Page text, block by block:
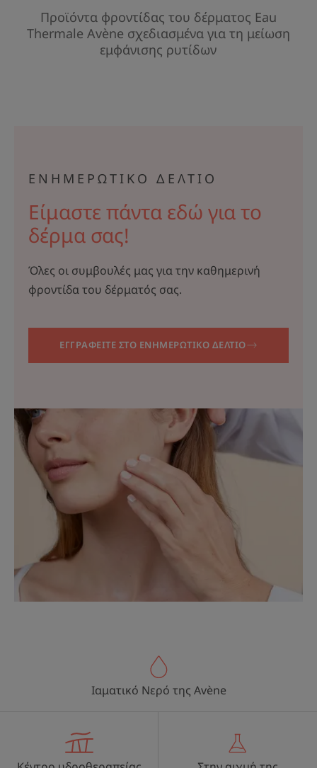
Προϊόντα φροντίδας του δέρματος Eau
Thermale Avène σχεδιασμένα για τη μείωση
εμφάνισης ρυτίδων
ΕΝΗΜΕΡΩΤΙΚΟ ΔΕΛΤΙΟ
Είμαστε πάντα εδώ για το
δέρμα σας!
Όλες οι συμβουλές μας για την καθημερινή
φροντίδα του δέρματός σας.
ΕΓΓΡΑΦΕΙΤΕ ΣΤΟ ΕΝΗΜΕΡΩΤΙΚΟ ΔΕΛΤΙΟ
Ιαματικό Νερό της Avène